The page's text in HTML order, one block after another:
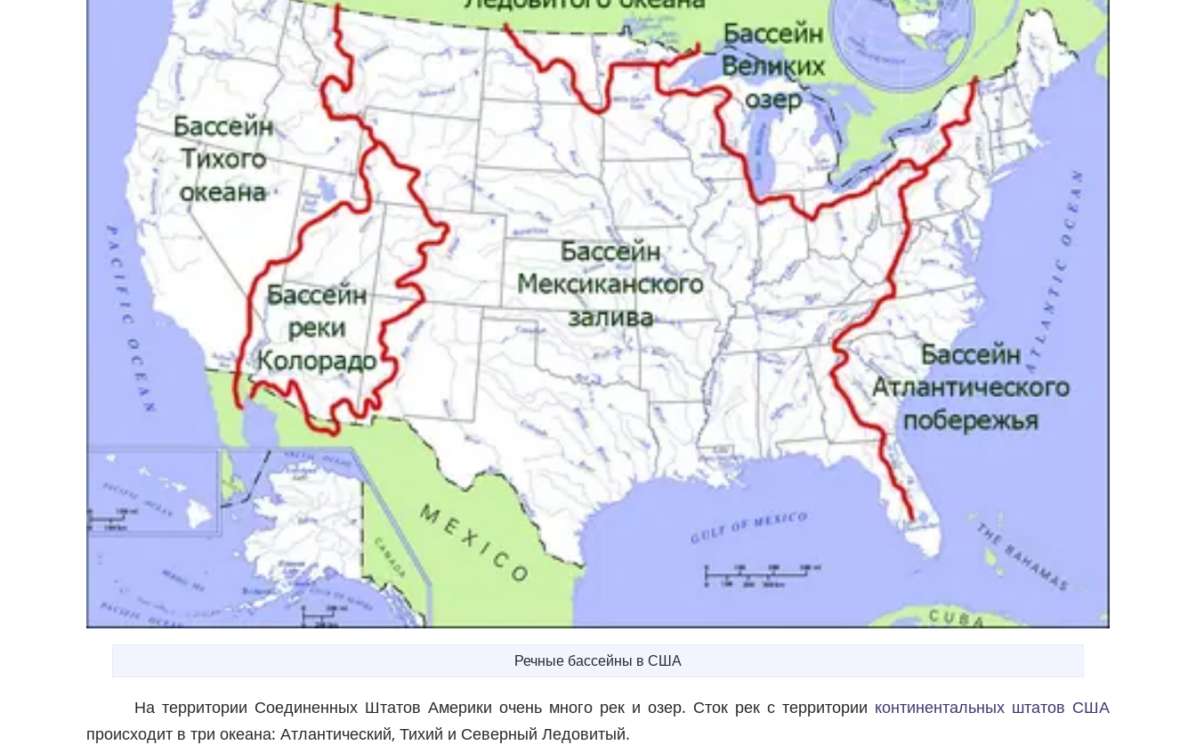
Речные бассейны в США
На территории Соединенных Штатов Америки очень много рек и озер. Сток рек с территории континентальных штатов США
происходит в три океана: Атлантический, Тихий и Северный Ледовитый.